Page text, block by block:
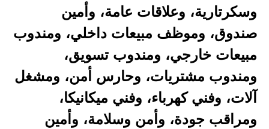
وسكرتارية، وعلاقات عامة، وأمين
صندوق، وموظف مبيعات داخلي، ومندوب
مبيعات خارجي، ومندوب تسويق،
ومندوب مشتريات، وحارس أمن، ومشغل
آلات، وفني كهرباء، وفني ميكانيكا،
ومراقب جودة، وأمن وسلامة، وأمين